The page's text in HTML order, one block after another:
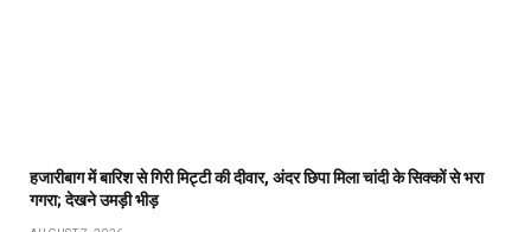
हजारीबाग में बारिश से गिरी मिट्टी की दीवार, अंदर छिपा मिला चांदी के सिक्कों से भरा
गगरा; देखने उमड़ी भीड़